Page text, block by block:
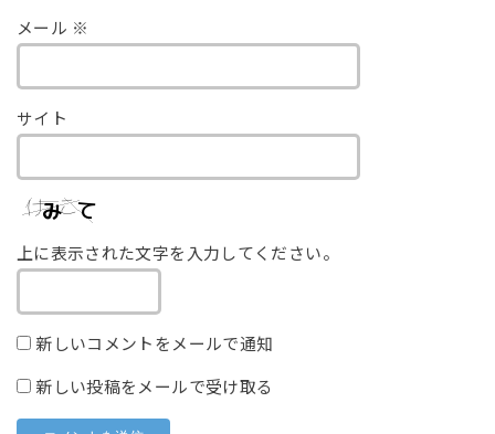
メール ※
サイト
上に表示された文字を入力してください。
新しいコメントをメールで通知
新しい投稿をメールで受け取る